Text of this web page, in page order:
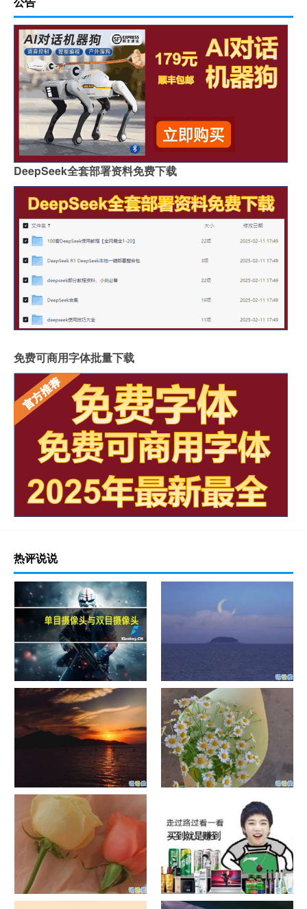
DeepSeek全套部署资料免费下载
免费可商用字体批量下载
热评说说
单目摄像头与双目摄像头
晚安励志语录带图片 晚安心语
励志鸡汤
日出文案温柔句子 看日出的微
信说说配图
晒风景照的唯美说说配图 适合
发风景的朋友圈文案
官宣恋爱的说说配图 官宣句子
抖音摆地摊文案 摆地摊的搞笑